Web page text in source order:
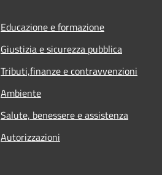
Educazione e formazione
Giustizia e sicurezza pubblica
Tributi,finanze e contravvenzioni
Ambiente
Salute, benessere e assistenza
Autorizzazioni